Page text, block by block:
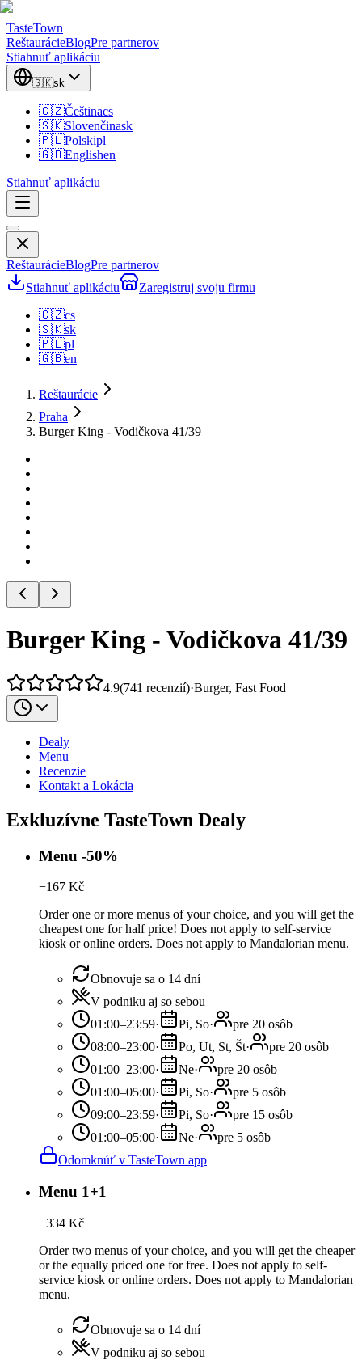
TasteTown
ReštaurácieBlogPre partnerov
Stiahnuť aplikáciu
🇸🇰sk
🇨🇿Češtinacs
🇸🇰Slovenčinask
🇵🇱Polskipl
🇬🇧Englishen
Stiahnuť aplikáciu
ReštaurácieBlogPre partnerov
Stiahnuť aplikáciu
Zaregistruj svoju firmu
🇨🇿cs
🇸🇰sk
🇵🇱pl
🇬🇧en
Reštaurácie
Praha
Burger King - Vodičkova 41/39
Burger King - Vodičkova 41/39
4.9(741 recenzií)·Burger, Fast Food
Dealy
Menu
Recenzie
Kontakt a Lokácia
Exkluzívne TasteTown Dealy
Menu -50%
−167 Kč
Order one or more menus of your choice, and you will get the
cheapest one for half price! Does not apply to self-service
kiosk or online orders. Does not apply to Mandalorian menu.
Obnovuje sa o 14 dní
V podniku aj so sebou
01:00–23:59· Pi, So·
pre 20 osôb
08:00–23:00· Po, Ut, St, Št·
pre 20 osôb
01:00–23:00· Ne·
pre 20 osôb
01:00–05:00· Pi, So·
pre 5 osôb
09:00–23:59· Pi, So·
pre 15 osôb
01:00–05:00· Ne·
pre 5 osôb
Odomknúť v TasteTown app
Menu 1+1
−334 Kč
Order two menus of your choice, and you will get the cheaper
or the equally priced one for free. Does not apply to self-
service kiosk or online orders. Does not apply to Mandalorian
menu.
Obnovuje sa o 14 dní
V podniku aj so sebou